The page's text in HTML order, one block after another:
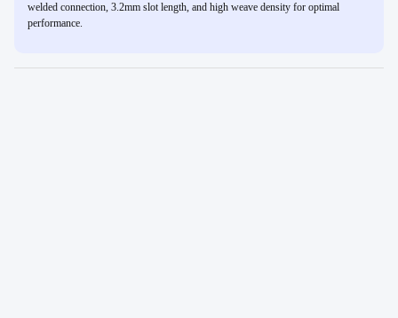
welded connection, 3.2mm slot length, and high weave density for optimal
performance.